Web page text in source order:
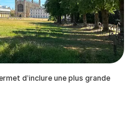
d’inclure une plus grande